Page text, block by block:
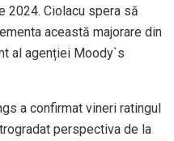
2024. Ciolacu spera să
această majorare din
al agenției Moody`s
a confirmat vineri ratingul
perspectiva de la